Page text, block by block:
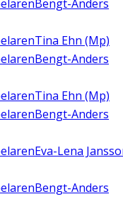
Bengt-Anders
Tina Ehn (Mp)
Bengt-Anders
Tina Ehn (Mp)
Bengt-Anders
Eva-Lena
Bengt-Anders